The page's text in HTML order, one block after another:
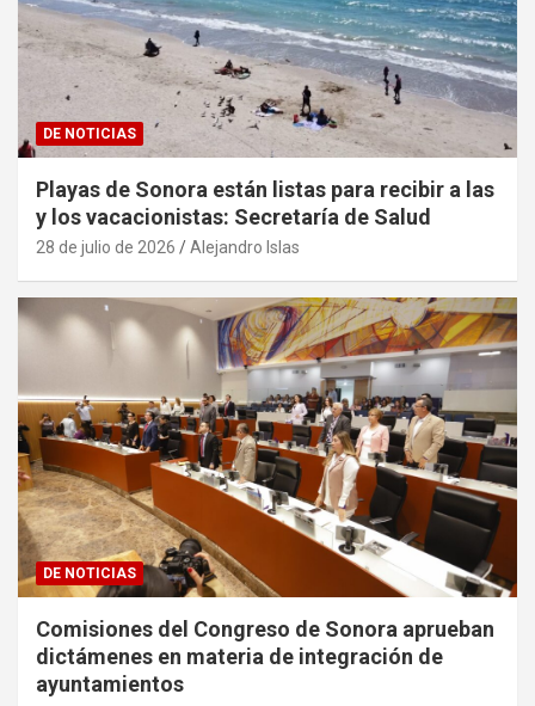
DE NOTICIAS
Playas de Sonora están listas para recibir a las
y los vacacionistas: Secretaría de Salud
28 de julio de 2026 Alejandro Islas
DE NOTICIAS
Comisiones del Congreso de Sonora aprueban
dictámenes en materia de integración de
ayuntamientos